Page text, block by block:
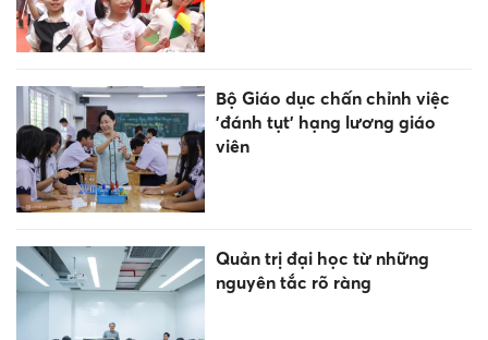
Bộ Giáo dục chấn chỉnh việc
'đánh tụt' hạng lương giáo
viên
Quản trị đại học từ những
nguyên tắc rõ ràng